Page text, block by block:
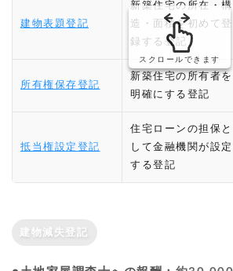
建物表題登記
新築住宅の所在・構
造・面積を初めて登
録する登記
所有権保存登記
新築住宅の所有者を
明確にする登記
抵当権設定登記
住宅ローンの担保と
して金融機関が設定
する登記
スクロールできます
建物減失登記